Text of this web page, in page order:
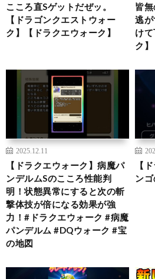
こころ直Sゲットだぜッ。
【ドラゴンクエストウォー
ク】【ドラクエウォーク】
皆
逃
け
ク】
2025.12.11
【ドラクエウォーク】病魔パ
ンデルムSのこころ性能判
明！状態異常にすると次の斬
撃体技が倍になる効果が強
力！#ドラクエウォーク #病魔
パンデルム #DQウォーク #宝
の地図
【
ン